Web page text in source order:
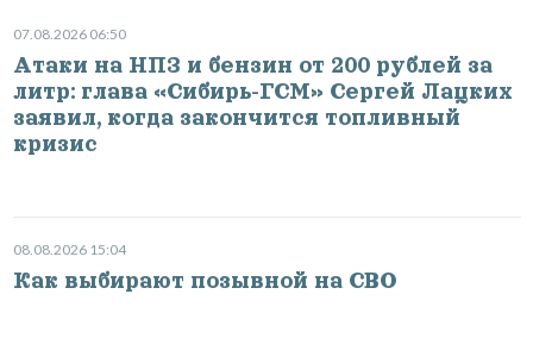
07.08.2026 06:50
Атаки на НПЗ и бензин от 200 рублей за
литр: глава «Сибирь-ГСМ» Сергей Лацких
заявил, когда закончится топливный
кризис
08.08.2026 15:04
Как выбирают позывной на СВО